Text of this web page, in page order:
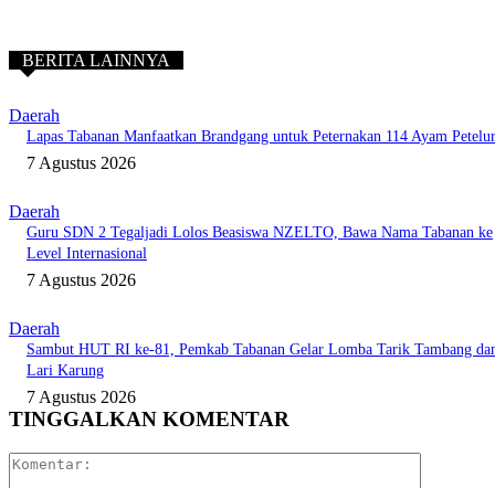
BERITA LAINNYA
Daerah
Lapas Tabanan Manfaatkan Brandgang untuk Peternakan 114 Ayam Petelur
7 Agustus 2026
Daerah
Guru SDN 2 Tegaljadi Lolos Beasiswa NZELTO, Bawa Nama Tabanan ke
Level Internasional
7 Agustus 2026
Daerah
Sambut HUT RI ke-81, Pemkab Tabanan Gelar Lomba Tarik Tambang
Lari Karung
7 Agustus 2026
TINGGALKAN KOMENTAR